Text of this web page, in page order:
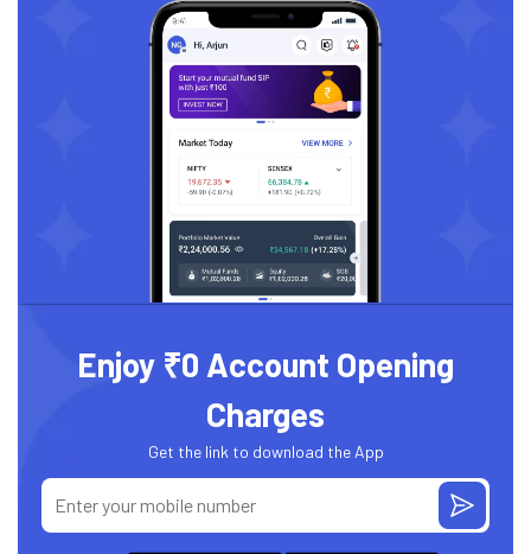
Enjoy ₹0 Account Opening
Charges
Get the link to download the App